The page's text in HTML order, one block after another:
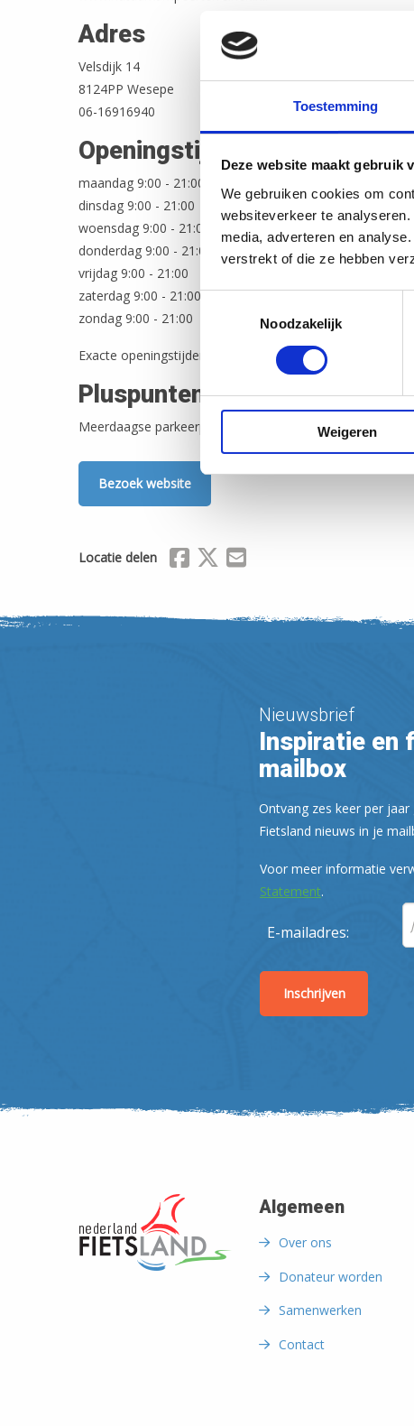
Toestemming
Deze website maakt gebruik
We gebruiken cookies om
websiteverkeer te
media, adverteren en
verstrekt of die ze hebben
Toestemmingsselectie
Noodzakelijk
Weigeren
Adres
Velsdijk 14
8124PP Wesepe
06-16916940
Openingstijden
maandag 9:00 - 21:00
dinsdag 9:00 - 21:00
woensdag 9:00 - 21:00
donderdag 9:00 - 21:00
vrijdag 9:00 - 21:00
zaterdag 9:00 - 21:00
zondag 9:00 - 21:00
Exacte openingstijden vindt u op de website en in Het
Pluspunten
Meerdaagse parkeerplaats voor de auto, Overdekte
Bezoek website
Locatie delen Delen via Facebook
Delen via X (Twitter)
Delen via Mail
Nieuwsbrief
Inspiratie en
mailbox
Ontvang zes keer per
Fietsland nieuws in je
Voor meer informatie
Statement.
E-mailadres:
Algemeen
Over ons
Donateur worden
Samenwerken
Contact